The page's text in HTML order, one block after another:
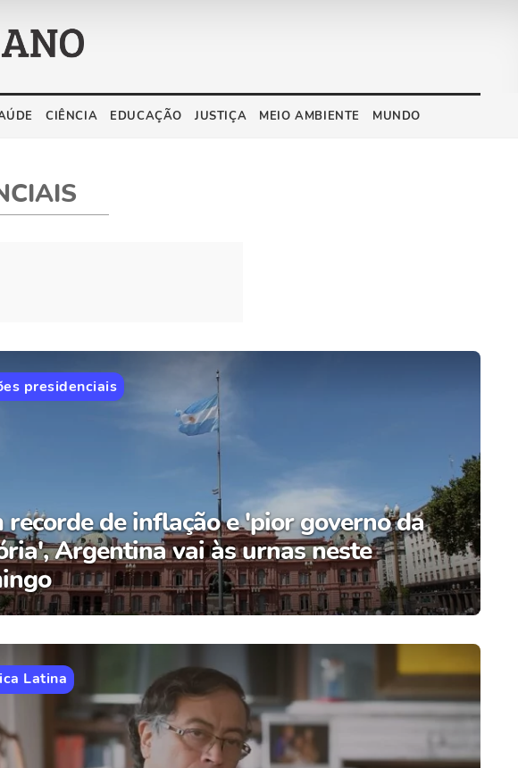
CIÊNCIA EDUCAÇÃO JUSTIÇA MEIO AMBIENTE MUNDO
recorde de inflação e 'pior governo da
Argentina vai às urnas neste
presidenciais
Latina